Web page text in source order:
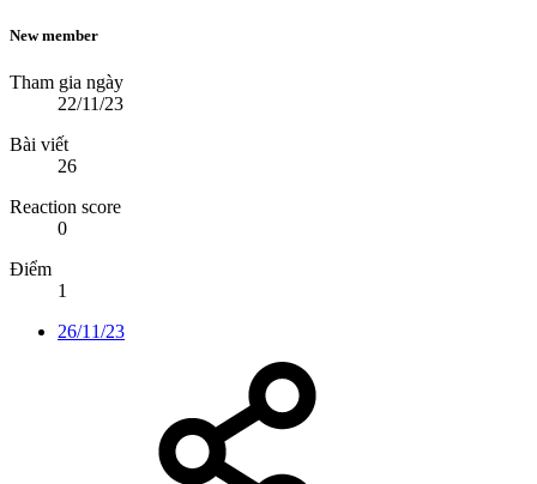
New member
Tham gia ngày
22/11/23
Bài viết
26
Reaction score
0
Điểm
1
26/11/23